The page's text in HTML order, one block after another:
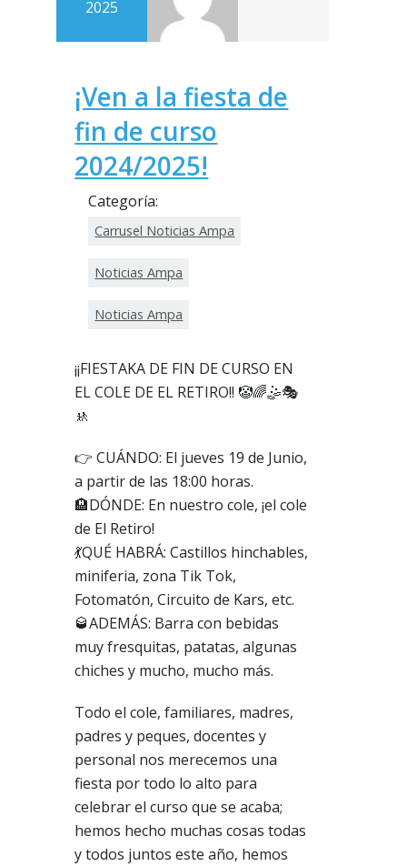
2025
¡Ven a la fiesta de
fin de curso
2024/2025!
Categoría:
Carrusel Noticias Ampa
Noticias Ampa
Noticias Ampa
¡¡FIESTAKA DE FIN DE CURSO EN
EL COLE DE EL RETIRO!! 🤡🌈🤹🎭
🚸
👉 CUÁNDO: El jueves 19 de Junio,
a partir de las 18:00 horas.
🏨DÓNDE: En nuestro cole, ¡el cole
de El Retiro!
💃QUÉ HABRÁ: Castillos hinchables,
miniferia, zona Tik Tok,
Fotomatón, Circuito de Kars, etc.
🥃ADEMÁS: Barra con bebidas
muy fresquitas, patatas, algunas
chiches y mucho, mucho más.
Todo el cole, familiares, madres,
padres y peques, docentes y
personal nos merecemos una
fiesta por todo lo alto para
celebrar el curso que se acaba;
hemos hecho muchas cosas todas
y todos juntos este año, hemos